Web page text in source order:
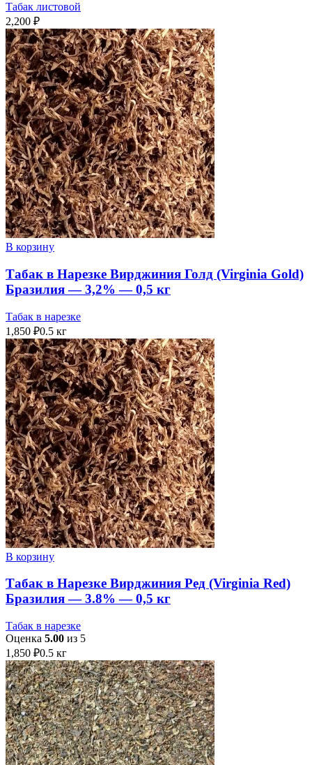
Табак листовой
2,200 ₽
В корзину
Табак в Нарезке Вирджиния Голд (Virginia Gold)
Бразилия — 3,2% — 0,5 кг
Табак в нарезке
1,850 ₽0.5 кг
В корзину
Табак в Нарезке Вирджиния Ред (Virginia Red)
Бразилия — 3.8% — 0,5 кг
Табак в нарезке
Оценка 5.00 из 5
1,850 ₽0.5 кг